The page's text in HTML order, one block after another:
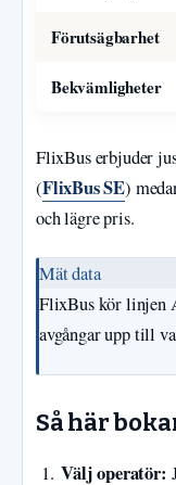
Förutsägbarhet
Bekvämligheter
FlixBus erbjuder
(FlixBus SE)
och lägre pris.
Mät data
FlixBus kör linjen
avgångar upp till
Så här
Välj operatör: